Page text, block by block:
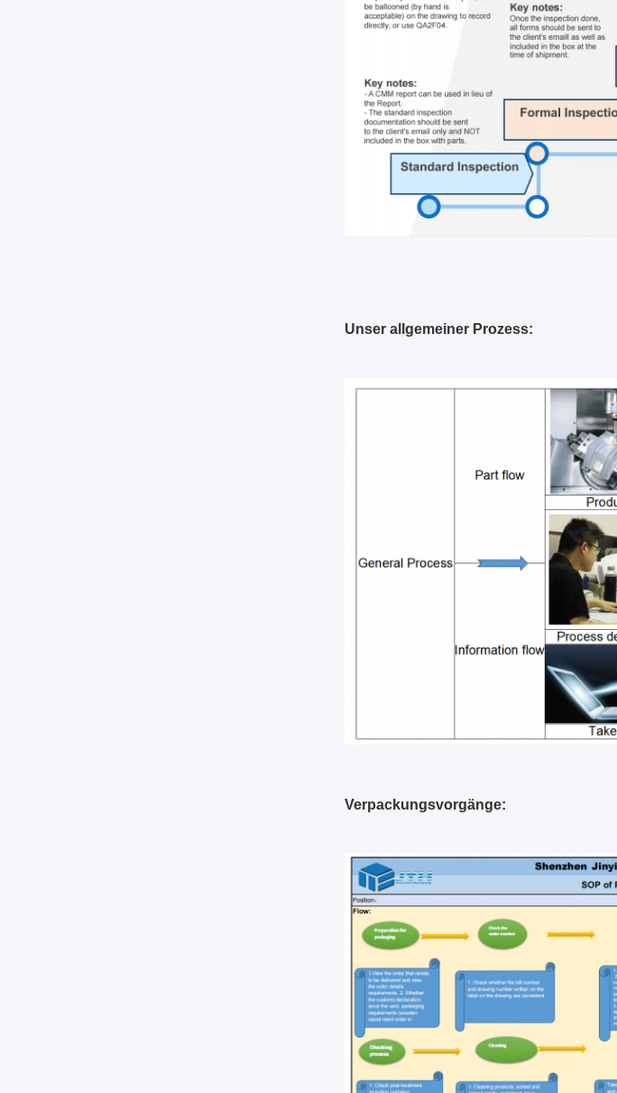
Unser allgemeiner Prozess:
Verpackungsvorgänge: